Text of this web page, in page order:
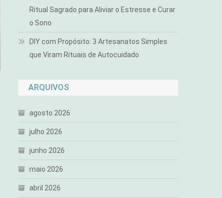
Ritual Sagrado para Aliviar o Estresse e Curar
o Sono
DIY com Propósito: 3 Artesanatos Simples
que Viram Rituais de Autocuidado
ARQUIVOS
agosto 2026
julho 2026
junho 2026
maio 2026
abril 2026